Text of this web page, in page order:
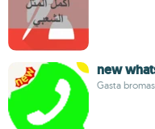
new
Gasta